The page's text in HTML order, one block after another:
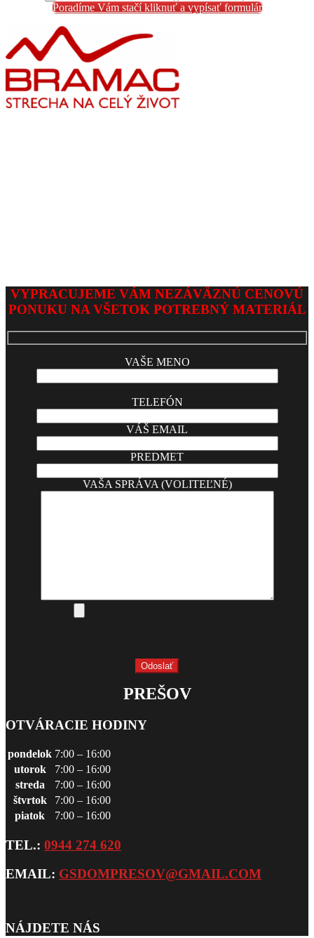
Poradíme Vám stačí kliknuť a vypísať formulár
VYPRACUJEME VÁM NEZÁVÄZNÚ CENOVÚ
PONUKU NA VŠETOK POTREBNÝ MATERIÁL
VAŠE MENO
TELEFÓN
VÁŠ EMAIL
PREDMET
VAŠA SPRÁVA (VOLITEĽNÉ)
PREŠOV
OTVÁRACIE HODINY
pondelok 7:00 – 16:00
utorok
7:00 – 16:00
streda
7:00 – 16:00
štvrtok
7:00 – 16:00
piatok
7:00 – 16:00
TEL.: 0944 274 620
EMAIL: GSDOMPRESOV@GMAIL.COM
NÁJDETE NÁS